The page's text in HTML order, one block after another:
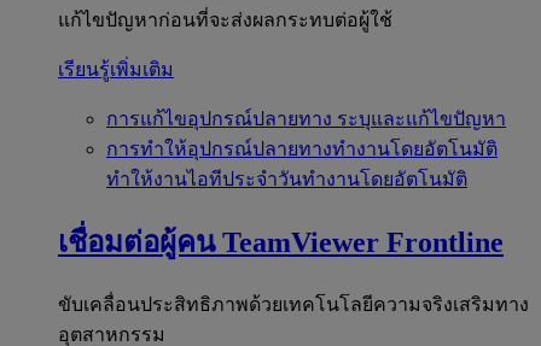
แก้ไขปัญหาก่อนที่จะส่งผลกระทบต่อผู้ใช้
เรียนรู้เพิ่มเติม
การแก้ไขอุปกรณ์ปลายทาง ระบุและแก้ไขปัญหา
การทำให้อุปกรณ์ปลายทางทำงานโดยอัตโนมัติ
ทำให้งานไอทีประจำวันทำงานโดยอัตโนมัติ
เชื่อมต่อผู้คน TeamViewer Frontline
ขับเคลื่อนประสิทธิภาพด้วยเทคโนโลยีความจริงเสริมทาง
อุตสาหกรรม